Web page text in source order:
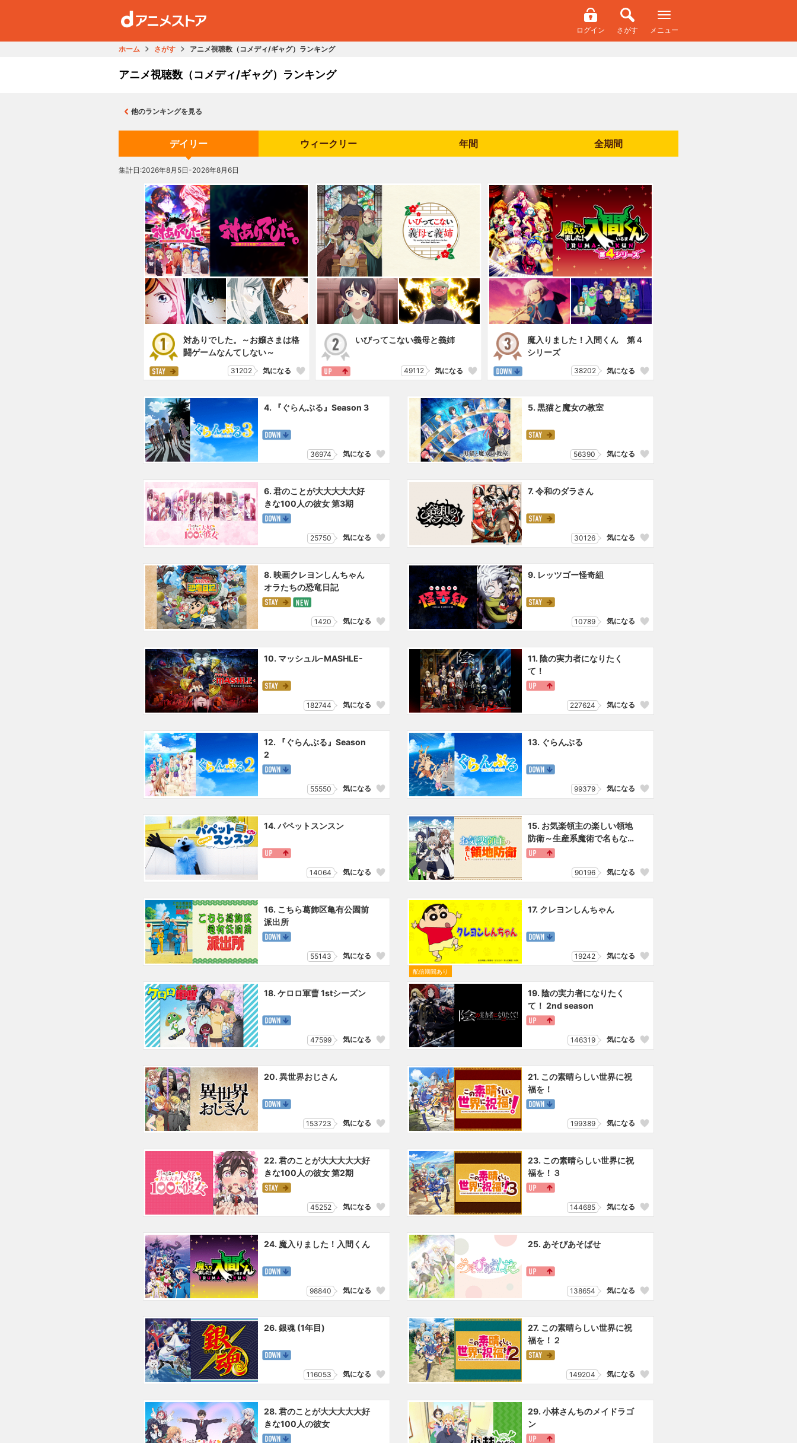
ログイン さがす メニュー
ホーム さがす アニメ視聴数（コメディ/ギャグ）ランキング
アニメ視聴数（コメディ/ギャグ）ランキング
他のランキングを見る
デイリー ウィークリー 年間 全期間
集計日:2026年8月5日-2026年8月6日
対ありでした。～お嬢さまは格
闘ゲームなんてしない～
31202 気になる
いびってこない義母と義姉
49112 気になる
魔入りました！入間くん 第４
シリーズ
38202 気になる
4. 『ぐらんぶる』Season 3
36974 気になる
5. 黒猫と魔女の教室
56390 気になる
6. 君のことが大大大大大好
きな100人の彼女 第3期
25750 気になる
7. 令和のダラさん
30126 気になる
8. 映画クレヨンしんちゃん
オラたちの恐竜日記
1420 気になる
9. レッツゴー怪奇組
10789 気になる
10. マッシュル-MASHLE-
182744 気になる
11. 陰の実力者になりたく
て！
227624 気になる
12. 『ぐらんぶる』Season
2
55550 気になる
13. ぐらんぶる
99379 気になる
14. パペットスンスン
14064 気になる
15. お気楽領主の楽しい領地
防衛～生産系魔術で名もな
き村を最強の城塞都市に～
90196 気になる
16. こちら葛飾区亀有公園前
派出所
55143 気になる
17. クレヨンしんちゃん
19242 気になる
配信期間あり
18. ケロロ軍曹 1stシーズン
47599 気になる
19. 陰の実力者になりたく
て！ 2nd season
146319 気になる
20. 異世界おじさん
153723 気になる
21. この素晴らしい世界に祝
福を！
199389 気になる
22. 君のことが大大大大大好
きな100人の彼女 第2期
45252 気になる
23. この素晴らしい世界に祝
福を！３
144685 気になる
24. 魔入りました！入間くん
98840 気になる
25. あそびあそばせ
138654 気になる
26. 銀魂 (1年目)
116053 気になる
27. この素晴らしい世界に祝
福を！２
149204 気になる
28. 君のことが大大大大大好
きな100人の彼女
29. 小林さんちのメイドラゴ
ン